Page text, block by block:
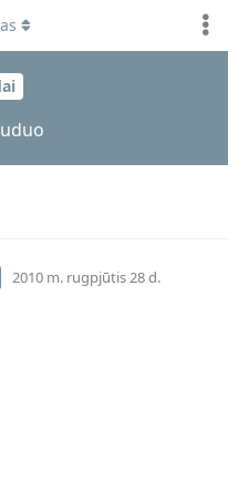
2010 m. rugpjūtis 28 d.